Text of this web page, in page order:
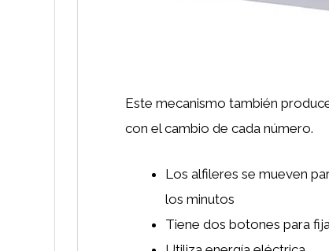
Este mecanismo también
con el cambio de cada número.
Los alfileres se mueven
los minutos
Tiene dos botones para